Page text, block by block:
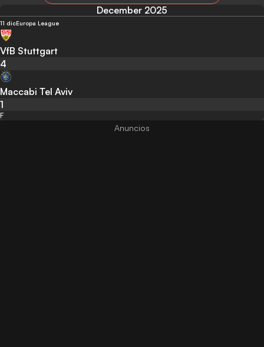
December 2025
11 dicEuropa League
VfB Stuttgart
4
Maccabi Tel Aviv
1
F